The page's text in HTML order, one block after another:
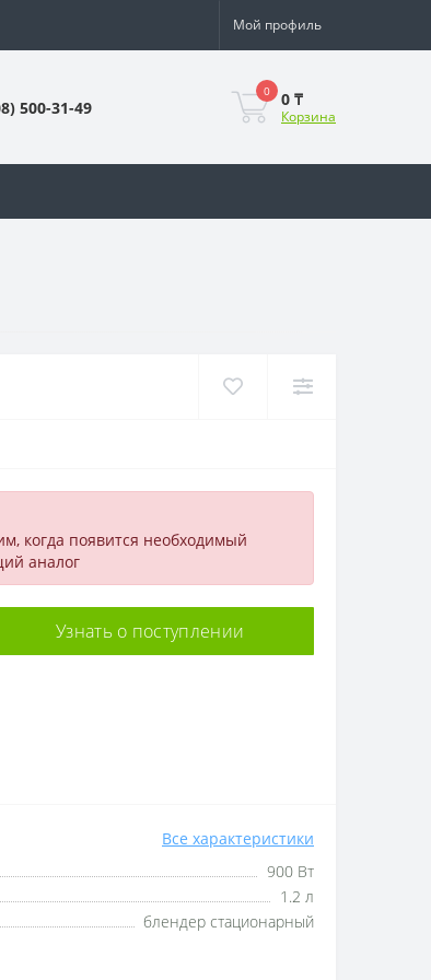
Мой профиль
500-31-49
0 0 ₸
Корзина
когда появится необходимый
аналог
Узнать о поступлении
Все характеристики
900 Вт
1.2 л
блендер стационарный